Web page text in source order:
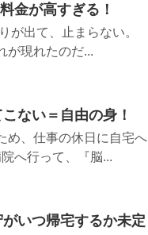
金が高すぎる！
が出て、止まらない。
が現れたのだ...
ない＝自由の身！
め、仕事の休日に自宅へ
へ行って、『脳...
いつ帰宅するか未定